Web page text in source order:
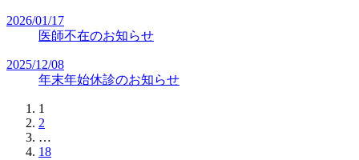
2026/01/17
医師不在のお知らせ
2025/12/08
年末年始休診のお知らせ
1
2
…
18